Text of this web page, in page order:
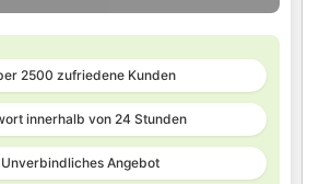
2500 zufriedene Kunden
innerhalb von 24 Stunden
Unverbindliches Angebot